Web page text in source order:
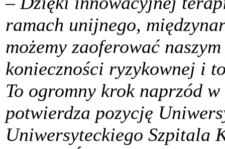
ramach unijnego,
możemy zaoferować
konieczności ryzykownej i
To ogromny krok naprzód
potwierdza pozycję
Uniwersyteckiego Szpitala